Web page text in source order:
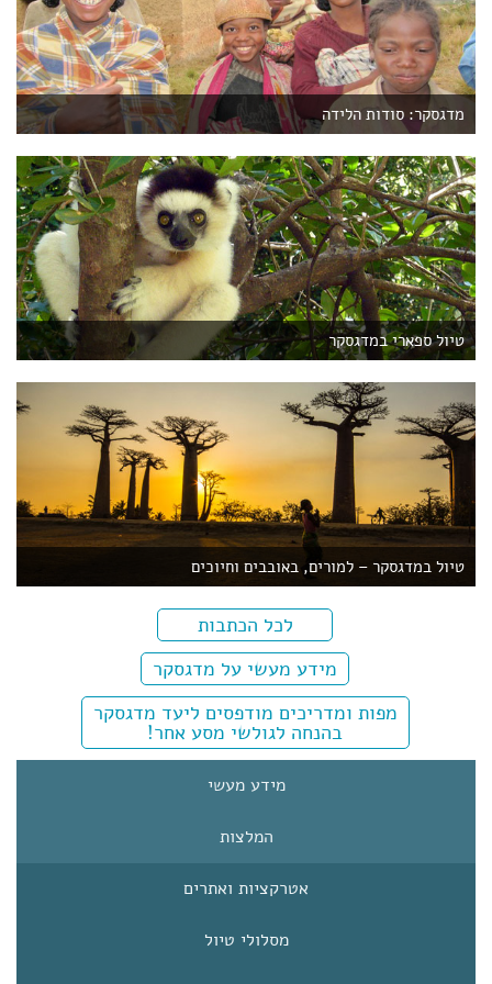
היערות גורם סחף קרקעות, בעיה חמורה במיוחד ברמה
המרכזית.
מדגסקר: סודות הלידה
טיול ספארי במדגסקר
טיול במדגסקר – למורים, באובבים וחיוכים
לכל הכתבות
מידע מעשי על מדגסקר
מפות ומדריכים מודפסים ליעד מדגסקר
בהנחה לגולשי מסע אחר!
מידע מעשי
המלצות
אטרקציות ואתרים
מסלולי טיול